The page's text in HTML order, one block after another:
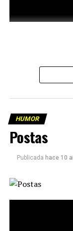
HUMOR
Postas
Publicada hace 10